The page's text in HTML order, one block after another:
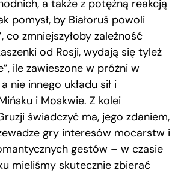
a także z potężną reakcją
pomysł, by Białoruś powoli
co zmniejszyłoby zależność
od Rosji, wydają się tyleż
ile zawieszone w próżni w
nie innego układu sił i
i Moskwie. Z kolei
świadczyć ma, jego zdaniem,
gry interesów mocarstw i
gestów – w czasie
mieliśmy skutecznie zbierać